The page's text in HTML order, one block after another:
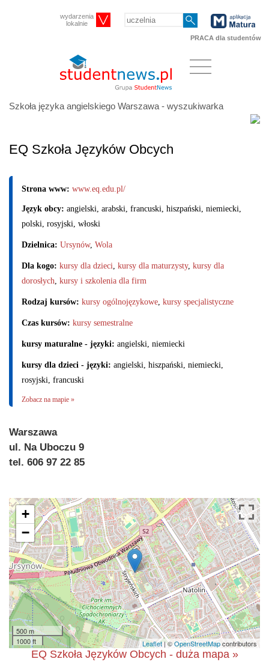
wydarzenia
lokalnie
PRACA dla studentów
Szkoła języka angielskiego Warszawa - wyszukiwarka
EQ Szkoła Języków Obcych
Strona www: www.eq.edu.pl/
Język obcy: angielski, arabski, francuski, hiszpański, niemiecki,
polski, rosyjski, włoski
Dzielnica: Ursynów, Wola
Dla kogo: kursy dla dzieci kursy dla maturzysty, kursy dla
dorosłych kursy i szkolenia dla firm
Rodzaj kursów: kursy ogólnojęzykowe kursy specjalistyczne
Czas kursów: kursy semestralne
kursy maturalne - języki: angielski, niemiecki
kursy dla dzieci - języki: angielski, hiszpański, niemiecki,
rosyjski, francuski
Zobacz na mapie »
Warszawa
ul. Na Uboczu 9
tel. 606 97 22 85
+
−
500 m
1000 ft
Leaflet | ©OpenStreetMapcontributors
EQ Szkoła Języków Obcych - duża mapa »